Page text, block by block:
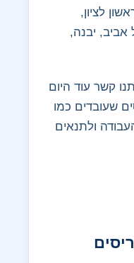
לציון,
אביב, יבנה,
קשר עוד היום
שעובדים כמו
ולתנאים